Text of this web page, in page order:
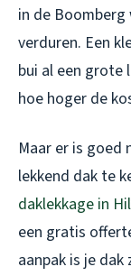
in de
verduren. Een
bui al een grote
hoe hoger de
Maar er is goed
lekkend dak te
daklekkage in
een gratis
aanpak is je